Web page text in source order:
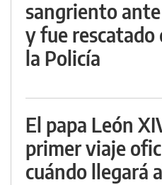
sangriento
y fue rescatado
la Policía
El papa León
primer viaje
cuándo llegará